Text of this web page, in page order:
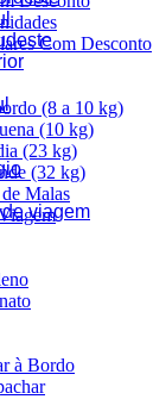
Com Desconto
(8 a 10 kg)
(10 kg)
(23 kg)
(32 kg)
Malas
à Bordo
viagem